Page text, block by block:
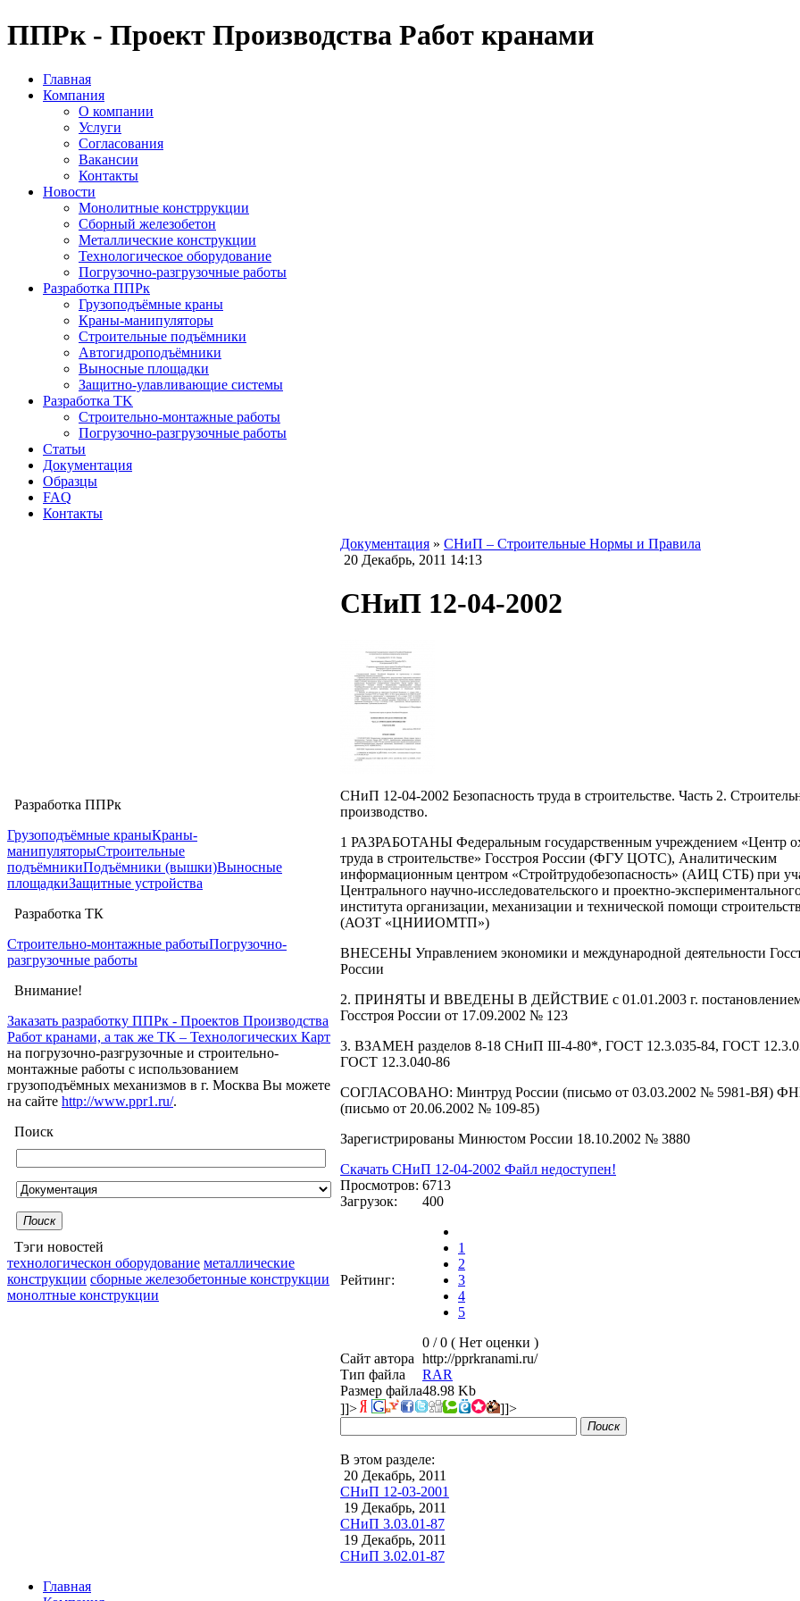
ППРк - Проект Производства Работ кранами
Главная
Компания
О компании
Услуги
Согласования
Вакансии
Контакты
Новости
Монолитные констррукции
Сборный железобетон
Металлические конструкции
Технологическое оборудование
Погрузочно-разгрузочные работы
Разработка ППРк
Грузоподъёмные краны
Краны-манипуляторы
Строительные подъёмники
Автогидроподъёмники
Выносные площадки
Защитно-улавливающие системы
Разработка TK
Строительно-монтажные работы
Погрузочно-разгрузочные работы
Статьи
Документация
Образцы
FAQ
Контакты
Разработка ППРк
Грузоподъёмные краныКраны-
манипуляторыСтроительные
подъёмникиПодъёмники (вышки)Выносные
площадкиЗащитные устройства
Разработка ТК
Строительно-монтажные работыПогрузочно-
разгрузочные работы
Внимание!
Заказать разработку ППРк - Проектов Производства
Работ кранами, а так же ТК – Технологических Карт
на погрузочно-разгрузочные и строительно-
монтажные работы с использованием
грузоподъёмных механизмов в г. Москва Вы можете
на сайте http://www.ppr1.ru/.
Поиск
Поиск
Тэги новостей
технологическон оборудование металлические
конструкции сборные железобетонные конструкции
монолтные конструкции
Документация » СНиП – Строительные Нормы и Правила
20 Декабрь, 2011 14:13
СНиП 12-04-2002
СНиП 12-04-2002 Безопасность труда в строительстве. Часть 2.
производство.
1 РАЗРАБОТАНЫ Федеральным государственным учреждением «Центр
труда в строительстве» Госстроя России (ФГУ ЦОТС), Аналитическим
информационным центром «Стройтрудобезопасность» (АИЦ СТБ) при
Центрального научно-исследовательского и проектно-
института организации, механизации и технической помощи
(АОЗТ «ЦНИИОМТП»)
ВНЕСЕНЫ Управлением экономики и международной деятельности
России
2. ПРИНЯТЫ И ВВЕДЕНЫ В ДЕЙСТВИЕ с 01.01.2003 г.
Госстроя России от 17.09.2002 № 123
3. ВЗАМЕН разделов 8-18 СНиП III-4-80*, ГОСТ 12.3.035-84, ГОСТ
ГОСТ 12.3.040-86
СОГЛАСОВАНО: Минтруд России (письмо от 03.03.2002 № 5981-ВЯ)
(письмо от 20.06.2002 № 109-85)
Зарегистрированы Минюстом России 18.10.2002 № 3880
Скачать СНиП 12-04-2002 Файл недоступен!
Просмотров: 6713
Загрузок:
400
Рейтинг:
1
2
3
4
5
0 / 0 ( Нет оценки )
Сайт автора http://pprkranami.ru/
Тип файла
RAR
Размер файла48.98 Kb
]]>
]]>
Поиск
В этом разделе:
20 Декабрь, 2011
СНиП 12-03-2001
19 Декабрь, 2011
СНиП 3.03.01-87
19 Декабрь, 2011
СНиП 3.02.01-87
Главная